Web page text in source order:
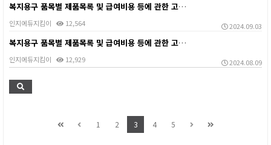
복지용구 품목별 제품목록 및 급여비용 등에 관한 고시 …
인지에듀지킴이 12,564 2024.09.03
복지용구 품목별 제품목록 및 급여비용 등에 관한 고시 …
인지에듀지킴이 12,929 2024.08.09
1 2 3 4 5